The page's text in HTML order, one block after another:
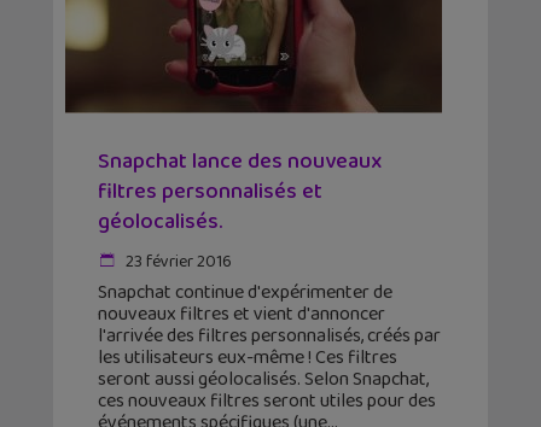
Snapchat lance des nouveaux
filtres personnalisés et
géolocalisés.
23 février 2016
Snapchat continue d'expérimenter de
nouveaux filtres et vient d'annoncer
l'arrivée des filtres personnalisés, créés par
les utilisateurs eux-même ! Ces filtres
seront aussi géolocalisés. Selon Snapchat,
ces nouveaux filtres seront utiles pour des